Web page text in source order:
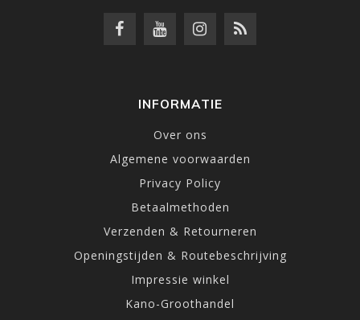
INFORMATIE
Over ons
Algemene voorwaarden
Privacy Policy
Betaalmethoden
Verzenden & Retourneren
Openingstijden & Routebeschrijving
Impressie winkel
Kano-Groothandel